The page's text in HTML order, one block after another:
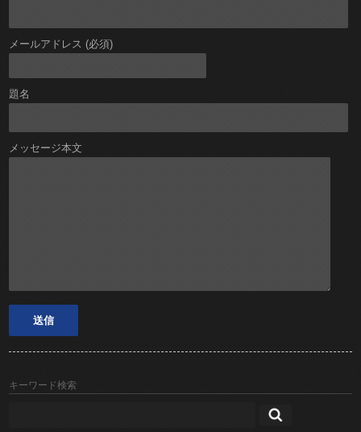
メールアドレス (必須)
題名
メッセージ本文
キーワード検索